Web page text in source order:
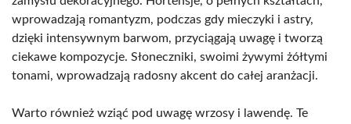
wprowadzają romantyzm, podczas gdy mieczyki i astry,
dzięki intensywnym barwom, przyciągają uwagę i tworzą
ciekawe kompozycje. Słoneczniki, swoimi żywymi żółtymi
tonami, wprowadzają radosny akcent do całej aranżacji.
Warto również wziąć pod uwagę wrzosy i lawendę. Te